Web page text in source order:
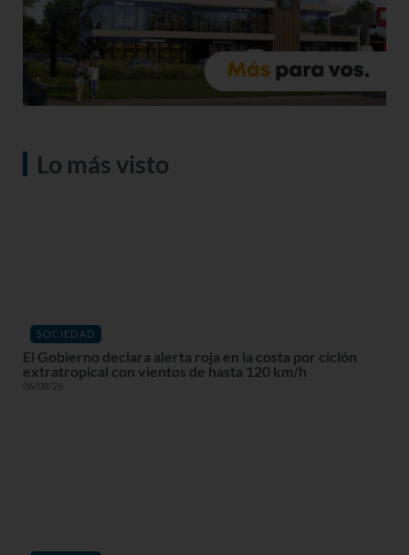
Lo más visto
SOCIEDAD
El Gobierno declara alerta roja en la costa por ciclón
extratropical con vientos de hasta 120 km/h
06/08/26